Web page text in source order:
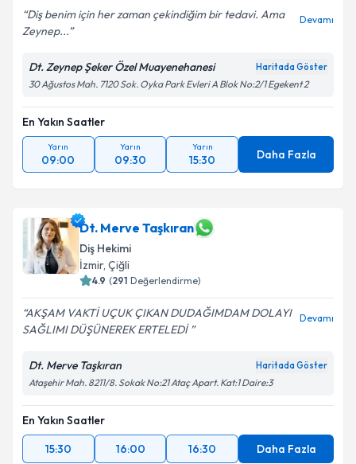
Diş benim için her zaman çekindiğim bir tedavi. Ama
Zeynep...
Devamı
Dt. Zeynep Şeker Özel Muayenehanesi Haritada Göster
30 Ağustos Mah. 7120 Sok. Oyka Park Evleri A Blok No:2/1 Egekent 2
En Yakın Saatler
Yarın
09:00
Yarın
09:30
Yarın
15:30 Daha Fazla
Dt. Merve Taşkıran
Diş Hekimi
İzmir, Çiğli
4.9 (291 Değerlendirme)
AKŞAM VAKTİ UÇUK ÇIKAN DUDAĞIMDAM DOLAYI
SAĞLIMI DÜŞÜNEREK ERTELEDİ
Devamı
Dt. Merve Taşkıran Haritada Göster
Ataşehir Mah. 8211/8. Sokak No:21 Ataç Apart. Kat:1 Daire:3
En Yakın Saatler
15:30
16:00 16:30 Daha Fazla